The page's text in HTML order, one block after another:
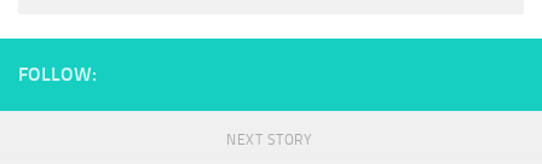
FOLLOW:
NEXT STORY